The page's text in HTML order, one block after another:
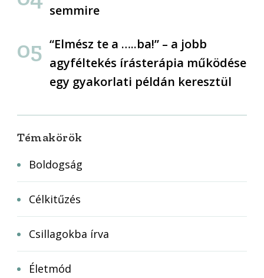
semmire
“Elmész te a …..ba!” – a jobb
agyféltekés írásterápia működése
egy gyakorlati példán keresztül
Témakörök
Boldogság
Célkitűzés
Csillagokba írva
Életmód